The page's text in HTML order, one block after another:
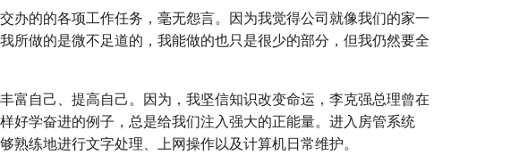
办的的各项工作任务，毫无怨言。因为我觉得公司就像我们的家一
所做的是微不足道的，我能做的也只是很少的部分，但我仍然要全
富自己、提高自己。因为，我坚信知识改变命运，李克强总理曾在
好学奋进的例子，总是给我们注入强大的正能量。进入房管系统
练地进行文字处理、上网操作以及计算机日常维护。